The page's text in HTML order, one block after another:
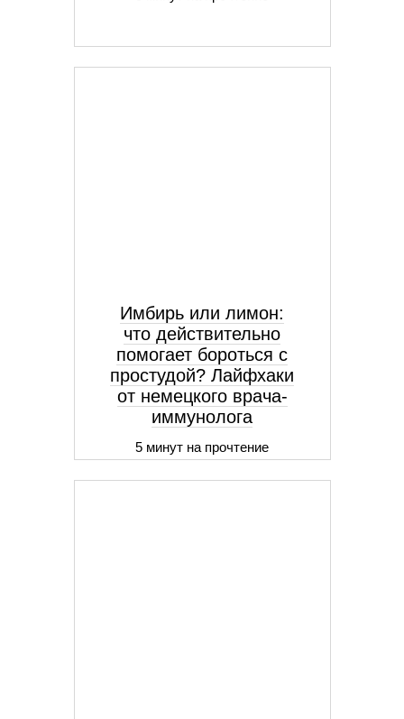
Имбирь или лимон:
что действительно
помогает бороться с
простудой? Лайфхаки
от немецкого врача-
иммунолога
5 минут на прочтение